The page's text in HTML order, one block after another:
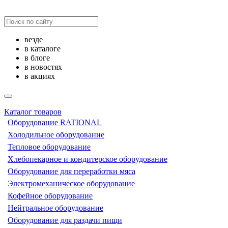
везде
в каталоге
в блоге
в новостях
в акциях
Каталог товаров
Оборудование RATIONAL
Холодильное оборудование
Тепловое оборудование
Хлебопекарное и кондитерское оборудование
Оборудование для переработки мяса
Электромеханическое оборудование
Кофейное оборудование
Нейтральное оборудование
Оборудование для раздачи пищи